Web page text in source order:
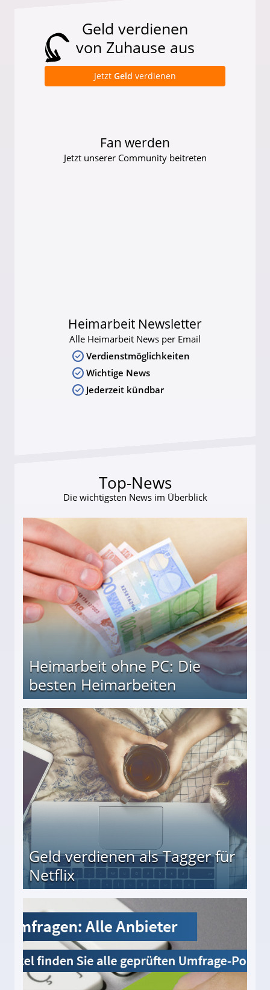
Geld verdienen
von Zuhause aus
Jetzt Geld verdienen
Fan werden
Jetzt unserer Community beitreten
Heimarbeit Newsletter
Alle Heimarbeit News per Email
Verdienstmöglichkeiten
Wichtige News
Jederzeit kündbar
Top-News
Die wichtigsten News im Überblick
Heimarbeit ohne PC: Die
besten Heimarbeiten
Geld verdienen als Tagger für
Netflix